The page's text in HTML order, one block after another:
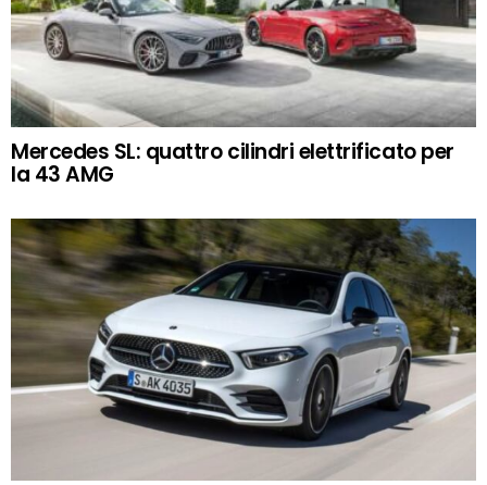
Mercedes SL: quattro cilindri elettrificato per
la 43 AMG